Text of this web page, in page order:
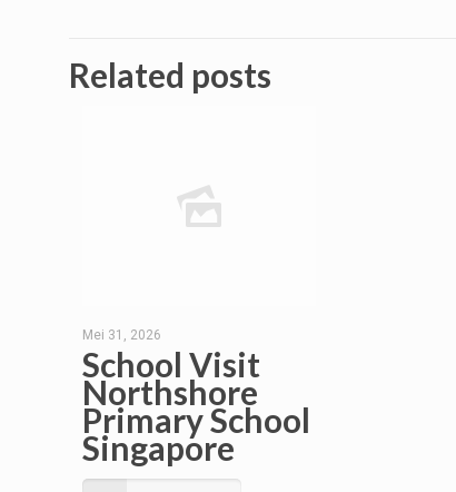
Related posts
Mei 31, 2026
School Visit
Northshore
Primary School
Singapore